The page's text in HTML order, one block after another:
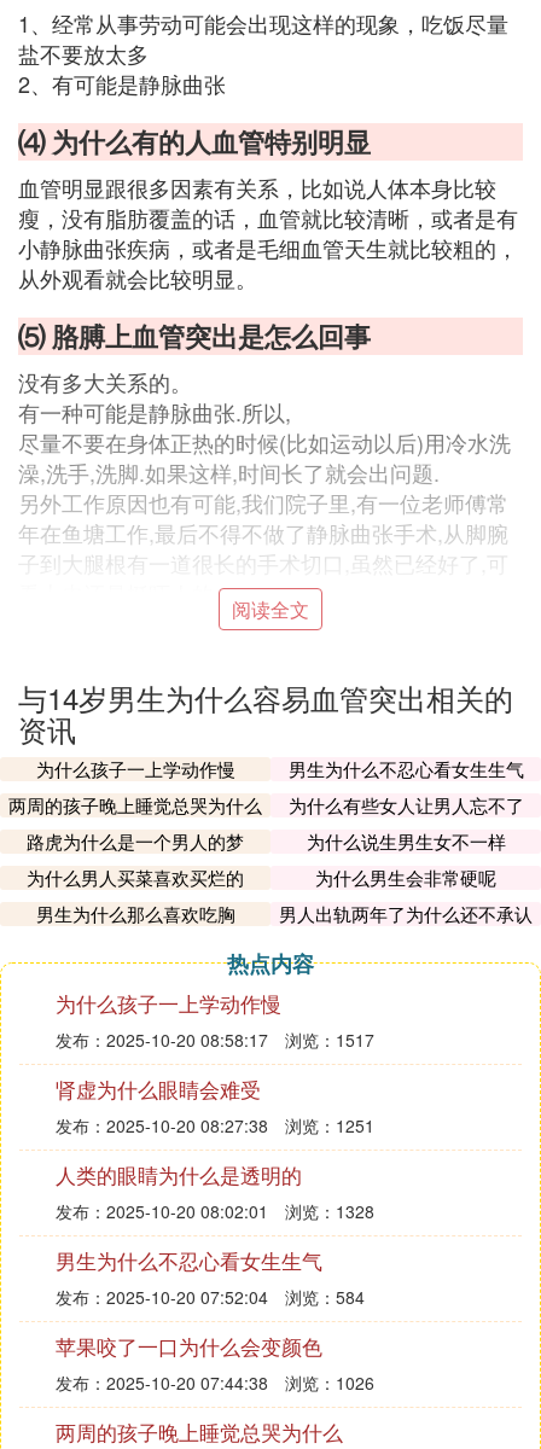
1、经常从事劳动可能会出现这样的现象，吃饭尽量
盐不要放太多
2、有可能是静脉曲张
⑷ 为什么有的人血管特别明显
血管明显跟很多因素有关系，比如说人体本身比较
瘦，没有脂肪覆盖的话，血管就比较清晰，或者是有
小静脉曲张疾病，或者是毛细血管天生就比较粗的，
从外观看就会比较明显。
⑸ 胳膊上血管突出是怎么回事
没有多大关系的。
有一种可能是静脉曲张.所以,
尽量不要在身体正热的时候(比如运动以后)用冷水洗
澡,洗手,洗脚.如果这样,时间长了就会出问题.
另外工作原因也有可能,我们院子里,有一位老师傅常
年在鱼塘工作,最后不得不做了静脉曲张手术,从脚腕
子到大腿根有一道很长的手术切口,虽然已经好了,可
看上去还是挺吓人的.
正常现象，血管突出瘦人还有经常锻炼身体的人很明
显，同时夏天血管也会扩张呢，你抬手之后血液就会
向低处流，回心血增多，血管就消失了，这是很正常
的现象。
⑺ 血管突出为啥
可能是静脉曲张引起的。小腿静脉曲张是最重要的疾
病之一， 也是四肢血管疾患中最常见的疾病之一。
静脉曲张多发生在下肢。
静脉曲张形成的主要原因是由于先天性血管壁膜比较
薄弱或长时间维持相同姿势很少改变，血液蓄积下
肢，在日积月累的情况下破坏静脉瓣膜而产生静脉压
过高，使血管突出皮肤表面的症状。
阅读全文
与14岁男生为什么容易血管突出相关的
资讯
为什么孩子一上学动作慢
男生为什么不忍心看女生生气
两周的孩子晚上睡觉总哭为什么
为什么有些女人让男人忘不了
路虎为什么是一个男人的梦
为什么说生男生女不一样
为什么男人买菜喜欢买烂的
为什么男生会非常硬呢
男生为什么那么喜欢吃胸
男人出轨两年了为什么还不承认
热点内容
为什么孩子一上学动作慢
发布：2025-10-20 08:58:17 浏览：1517
肾虚为什么眼睛会难受
发布：2025-10-20 08:27:38 浏览：1251
人类的眼睛为什么是透明的
发布：2025-10-20 08:02:01 浏览：1328
男生为什么不忍心看女生生气
发布：2025-10-20 07:52:04 浏览：584
苹果咬了一口为什么会变颜色
发布：2025-10-20 07:44:38 浏览：1026
两周的孩子晚上睡觉总哭为什么